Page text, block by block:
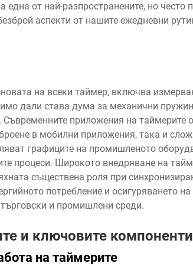
от най-разпространените, но често
аспекти от нашите ежедневни
на всеки таймер, включва
дали става дума за механични
приложения на таймерите
в мобилни приложения, така и
графиците на промишленото
процеси. Широкото внедряване на
съществена роля при
потребление и осигуряването
и промишлени среди.
и ключовите
на таймерите